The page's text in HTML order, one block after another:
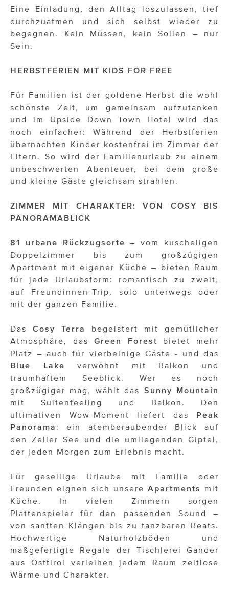
Eine Einladung, den Alltag loszulassen, tief
durchzuatmen und sich selbst wieder zu
begegnen. Kein Müssen, kein Sollen – nur
Sein.
HERBSTFERIEN MIT KIDS FOR FREE
Für Familien ist der goldene Herbst die wohl
schönste Zeit, um gemeinsam aufzutanken
und im Upside Down Town Hotel wird das
noch einfacher: Während der Herbstferien
übernachten Kinder kostenfrei im Zimmer der
Eltern. So wird der Familienurlaub zu einem
unbeschwerten Abenteuer, bei dem große
und kleine Gäste gleichsam strahlen.
ZIMMER MIT CHARAKTER: VON COSY BIS
PANORAMABLICK
81 urbane Rückzugsorte – vom kuscheligen
Doppelzimmer bis zum großzügigen
Apartment mit eigener Küche – bieten Raum
für jede Urlaubsform: romantisch zu zweit,
auf Freundinnen-Trip, solo unterwegs oder
mit der ganzen Familie.
Das Cosy Terra
begeistert mit gemütlicher
Atmosphäre, dasGreen Forest
bietet mehr
Platz – auch für vierbeinige Gäste - und das
Blue Lake verwöhnt mit Balkon und
traumhaftem Seeblick. Wer es noch
großzügiger mag, wählt das Sunny Mountain
mit Suitenfeeling und Balkon. Den
ultimativen Wow-Moment liefert das Peak
Panorama : ein atemberaubender Blick auf
den Zeller See und die umliegenden Gipfel,
der jeden Morgen zum Erlebnis macht.
Für gesellige Urlaube mit Familie oder
Freunden eignen sich unsere Apartments
mit
Küche. In vielen Zimmern sorgen
Plattenspieler für den passenden Sound –
von sanften Klängen bis zu tanzbaren Beats.
Hochwertige Naturholzböden und
maßgefertigte Regale der Tischlerei Gander
aus Osttirol verleihen jedem Raum zeitlose
Wärme und Charakter.